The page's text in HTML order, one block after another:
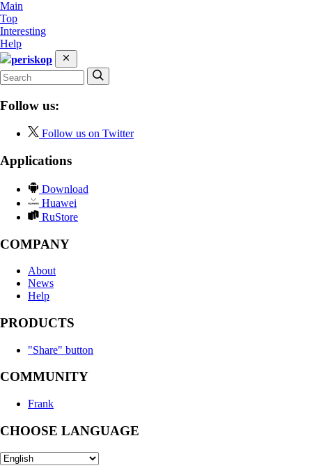
Main
Top
Interesting
Help
periskop
Follow us:
Follow us on Twitter
Applications
Download
Huawei
RuStore
COMPANY
About
News
Help
PRODUCTS
"Share" button
COMMUNITY
Frank
CHOOSE LANGUAGE